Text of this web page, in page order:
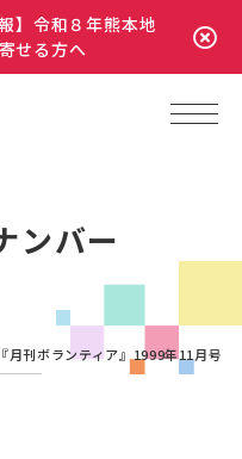
】令和８年熊本地
せる方へ
ンバー
『月刊ボランティア』1999年11月号